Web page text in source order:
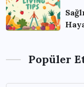
Popüler